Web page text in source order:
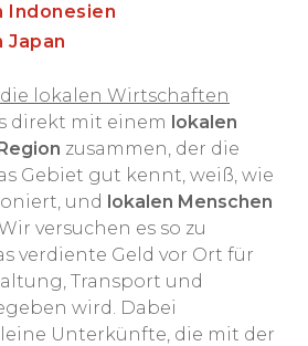
Indonesien
Japan
lokalen Wirtschaften
direkt mit einem lokalen
zusammen, der die
Gebiet gut kennt, weiß, wie
und lokalen Menschen
versuchen es so zu
verdiente Geld vor Ort für
Transport und
wird. Dabei
Unterkünfte, die mit der